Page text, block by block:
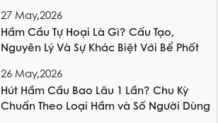
27 May,2026
Hầm Cầu Tự Hoại Là Gì? Cấu Tạo,
Nguyên Lý Và Sự Khác Biệt Với Bể Phốt
26 May,2026
Hút Hầm Cầu Bao Lâu 1 Lần? Chu Kỳ
Chuẩn Theo Loại Hầm và Số Người Dùng